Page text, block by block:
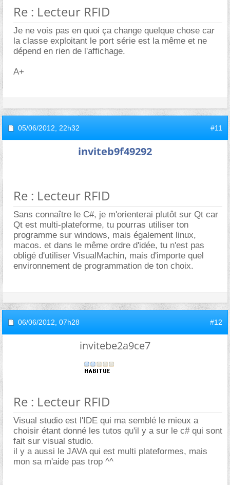
Re : Lecteur RFID
Je ne vois pas en quoi ça change quelque chose car
la classe exploitant le port série est la même et ne
dépend en rien de l'affichage.
A+
05/06/2012, 22h32 #11
inviteb9f49292
Re : Lecteur RFID
Sans connaître le C#, je m'orienterai plutôt sur Qt car
Qt est multi-plateforme, tu pourras utiliser ton
programme sur windows, mais également linux,
macos. et dans le même ordre d'idée, tu n'est pas
obligé d'utiliser VisualMachin, mais d'importe quel
environnement de programmation de ton choix.
06/06/2012, 07h28 #12
invitebe2a9ce7
Re : Lecteur RFID
Visual studio est l'IDE qui ma semblé le mieux a
choisir étant donné les tutos qu'il y a sur le c# qui sont
fait sur visual studio.
il y a aussi le JAVA qui est multi plateformes, mais
mon sa m'aide pas trop ^^